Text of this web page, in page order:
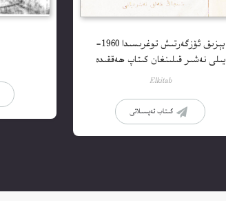
يېزىق ئۆزگەرتىش توغرىسىدا 1960-
يىلى نەشىر قىلىنغان كىتاپ ھەققىدە
Elkitab
كىتاب تەپسىلاتى